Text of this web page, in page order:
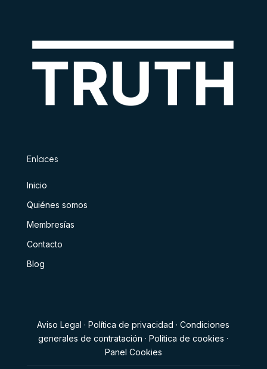
Enlaces
Inicio
Quiénes somos
Membresías
Contacto
Blog
Aviso Legal ·Política de privacidad ·Condiciones
generales de contratación ·Política de cookies ·
Panel Cookies